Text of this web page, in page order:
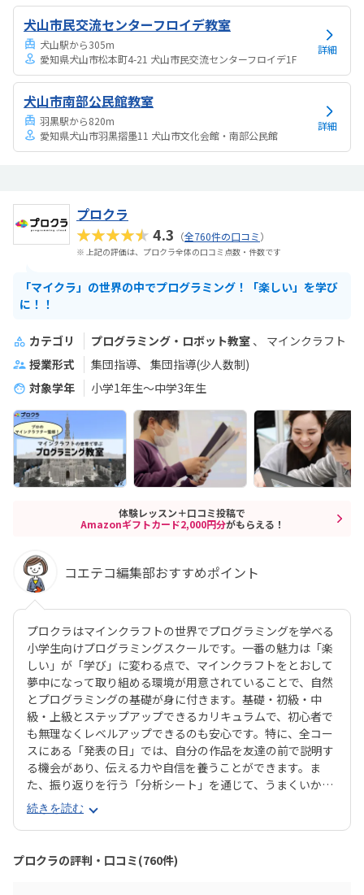
犬山市民交流センターフロイデ教室
犬山駅から305m
愛知県犬山市松本町4-21 犬山市民交流センターフロイデ1F
詳細
犬山市南部公民館教室
羽黒駅から820m
愛知県犬山市羽黒摺墨11 犬山市文化会館・南部公民館
詳細
プロクラ
★★★★★4.3 （全760件の口コミ）
※ 上記の評価は、プロクラ全体の口コミ点数・件数です
「マイクラ」の世界の中でプログラミング！「楽しい」を学び
に！！
カテゴリ プログラミング・ロボット教室
マインクラフト
授業形式
集団指導
集団指導(少人数制)
対象学年
小学1年生～中学3年生
体験レッスン＋口コミ投稿で
Amazonギフトカード2,000円分がもらえる！
コエテコ編集部おすすめポイント
プロクラはマインクラフトの世界でプログラミングを学べる
小学生向けプログラミングスクールです。一番の魅力は「楽
しい」が「学び」に変わる点で、マインクラフトをとおして
夢中になって取り組める環境が用意されていることで、自然
とプログラミングの基礎が身に付きます。基礎・初級・中
級・上級とステップアップできるカリキュラムで、初心者で
も無理なくレベルアップできるのも安心です。特に、全コー
スにある「発表の日」では、自分の作品を友達の前で説明す
る機会があり、伝える力や自信を養うことができます。ま
た、振り返りを行う「分析シート」を通じて、うまくいかな
かった点をどう改善するかを考える習慣が身に付くのも特徴
です。さらに、講師は子どもたちの答えを引き出すコーチン
グ型指導を採用。自分で考え、解決する力を育みます。全国
600以上の教室で展開され、初めてでも安心して参加できる
無料体験も実施中。遊びながら未来につながる力を育てられ
続きを読む
プロクラの評判・口コミ(760件)